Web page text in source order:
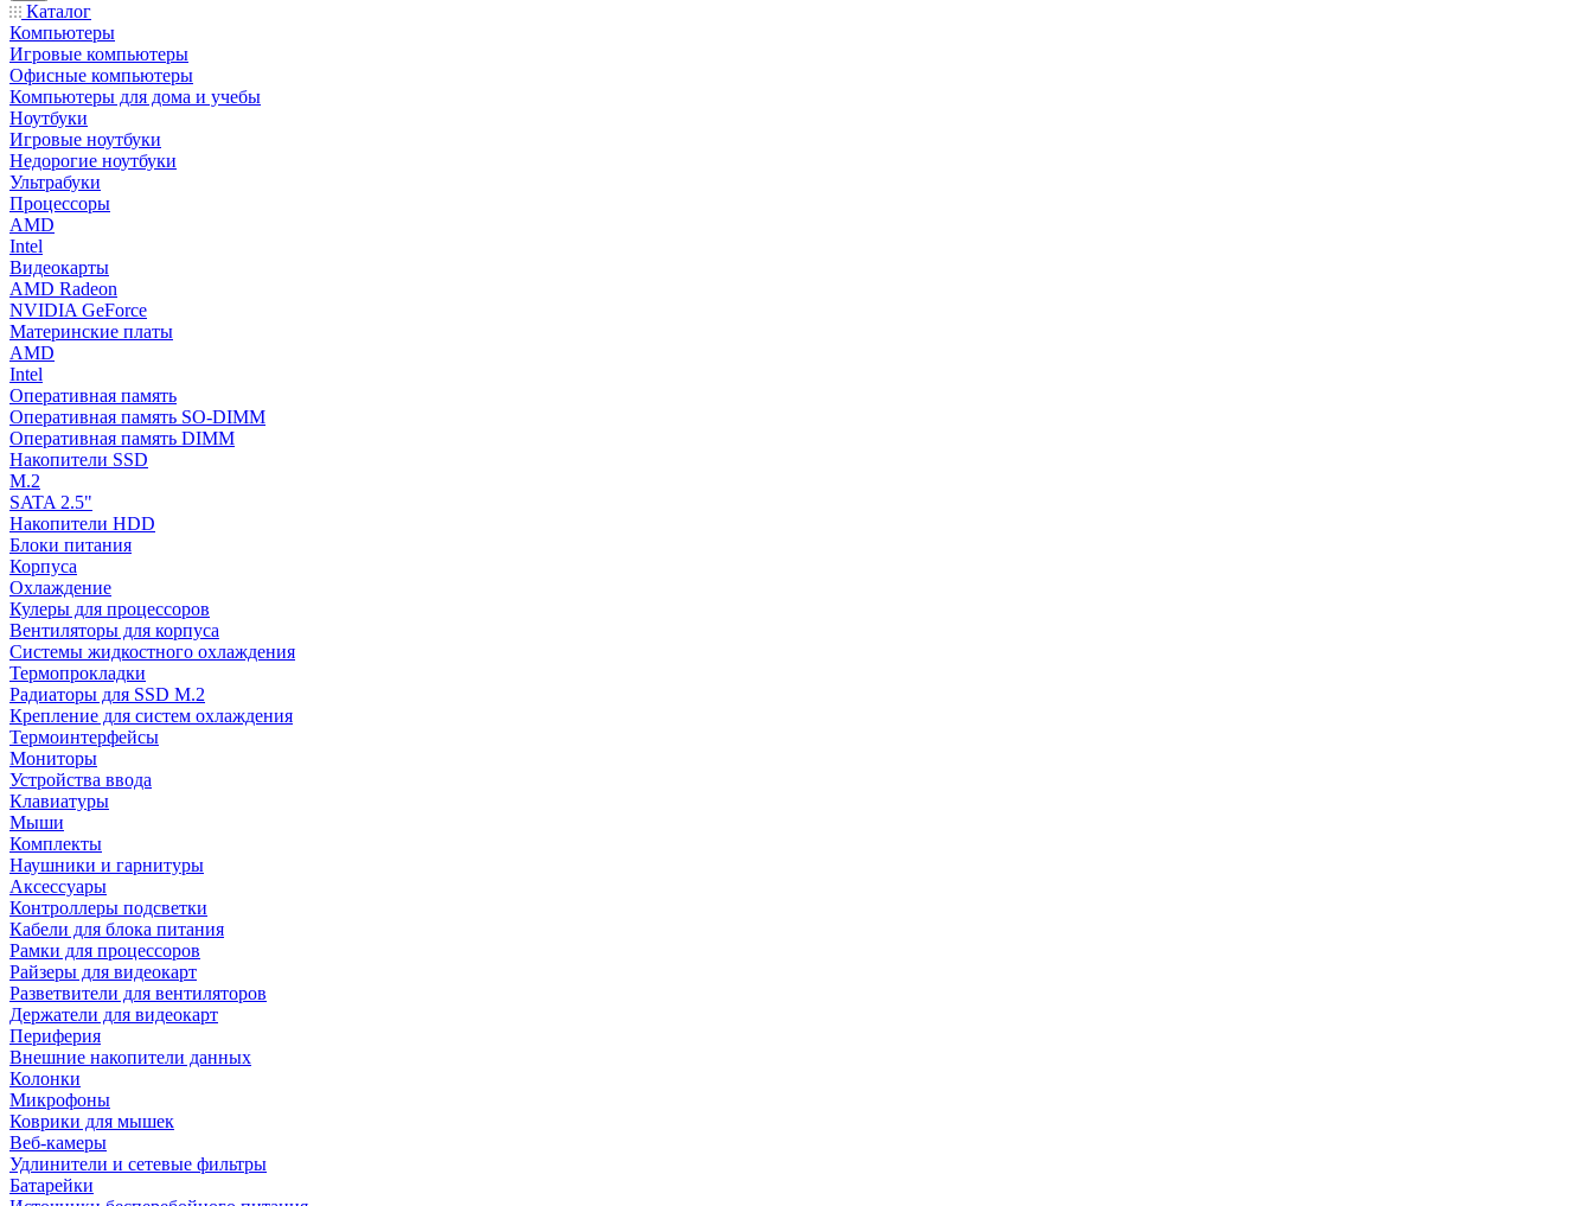
Каталог
Компьютеры
Игровые компьютеры
Офисные компьютеры
Компьютеры для дома и учебы
Ноутбуки
Игровые ноутбуки
Недорогие ноутбуки
Ультрабуки
Процессоры
AMD
Intel
Видеокарты
AMD Radeon
NVIDIA GeForce
Материнские платы
AMD
Intel
Оперативная память
Оперативная память SO-DIMM
Оперативная память DIMM
Накопители SSD
M.2
SATA 2.5"
Накопители HDD
Блоки питания
Корпуса
Охлаждение
Кулеры для процессоров
Вентиляторы для корпуса
Системы жидкостного охлаждения
Термопрокладки
Радиаторы для SSD M.2
Крепление для систем охлаждения
Термоинтерфейсы
Мониторы
Устройства ввода
Клавиатуры
Мыши
Комплекты
Наушники и гарнитуры
Аксессуары
Контроллеры подсветки
Кабели для блока питания
Рамки для процессоров
Райзеры для видеокарт
Разветвители для вентиляторов
Держатели для видеокарт
Периферия
Внешние накопители данных
Колонки
Микрофоны
Коврики для мышек
Веб-камеры
Удлинители и сетевые фильтры
Батарейки